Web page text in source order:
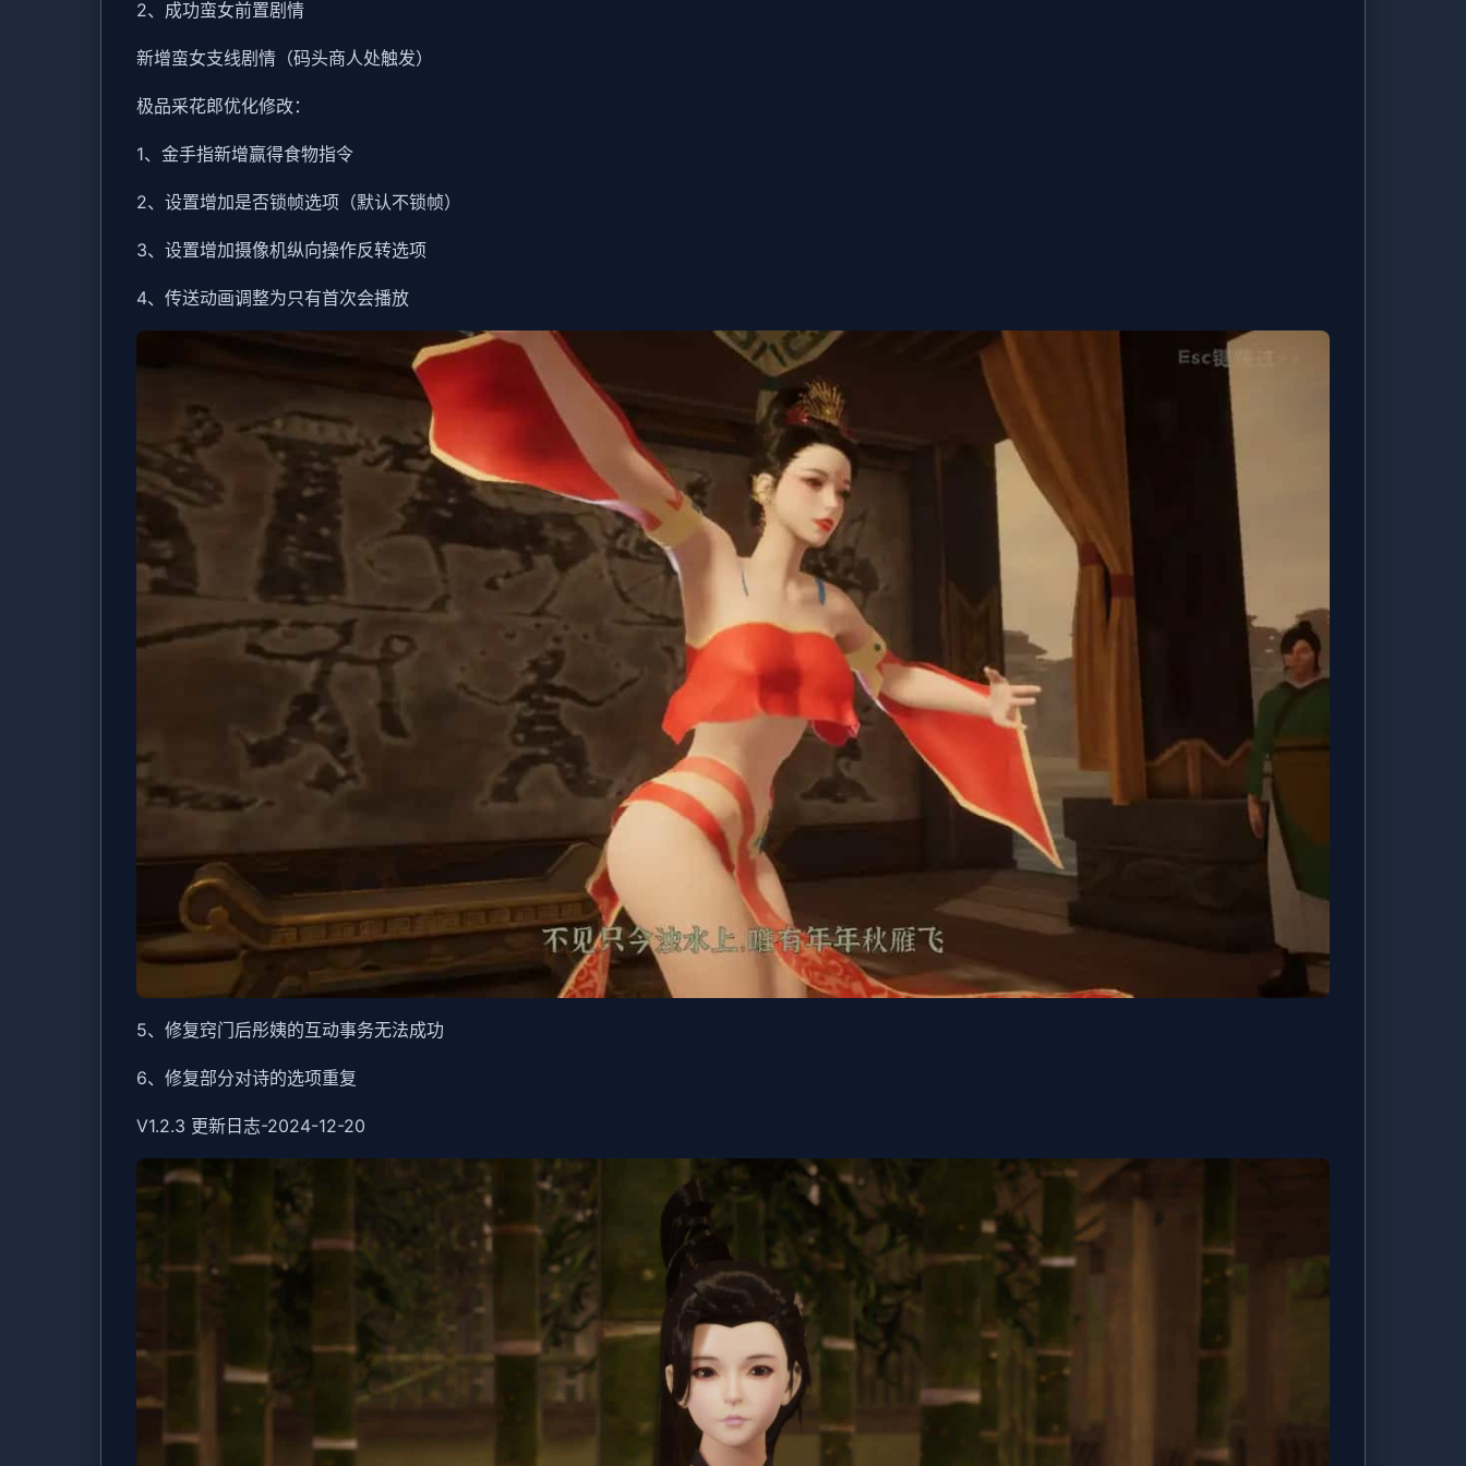
2、成功蛮女前置剧情
新增蛮女支线剧情（码头商人处触发）
极品采花郎优化修改：
1、金手指新增赢得食物指令
2、设置增加是否锁帧选项（默认不锁帧）
3、设置增加摄像机纵向操作反转选项
4、传送动画调整为只有首次会播放
5、修复窍门后彤姨的互动事务无法成功
6、修复部分对诗的选项重复
V1.2.3 更新日志-2024-12-20